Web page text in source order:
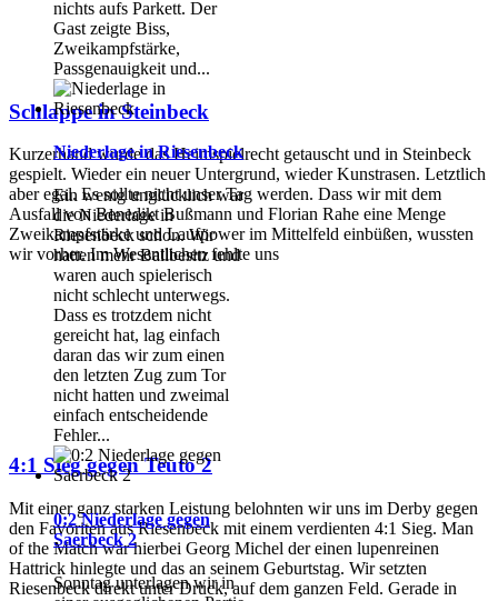
Schlappe in Steinbeck
Kurzerhand wurde das Heimspielrecht getauscht und in Steinbeck
gespielt. Wieder ein neuer Untergrund, wieder Kunstrasen. Letztlich
aber egal. Es sollte nicht unser Tag werden. Dass wir mit dem
Ausfall von Benedikt Bußmann und Florian Rahe eine Menge
Zweikampfstärke und Laufpower im Mittelfeld einbüßen, wussten
wir vorher. Im Wesentlichen fehlte uns
4:1 Sieg gegen Teuto 2
Mit einer ganz starken Leistung belohnten wir uns im Derby gegen
den Favoriten aus Riesenbeck mit einem verdienten 4:1 Sieg. Man
of the Match war hierbei Georg Michel der einen lupenreinen
Hattrick hinlegte und das an seinem Geburtstag. Wir setzten
Riesenbeck direkt unter Druck, auf dem ganzen Feld. Gerade in
nichts aufs Parkett. Der
Gast zeigte Biss,
Zweikampfstärke,
Passgenauigkeit und...
Niederlage in Riesenbeck
Ein wenig unglücklich war
die Niederlage in
Riesenbeck schon. Wir
hatten mehr Ballbesitz und
waren auch spielerisch
nicht schlecht unterwegs.
Dass es trotzdem nicht
gereicht hat, lag einfach
daran das wir zum einen
den letzten Zug zum Tor
nicht hatten und zweimal
einfach entscheidende
Fehler...
0:2 Niederlage gegen
Saerbeck 2
Sonntag unterlagen wir in